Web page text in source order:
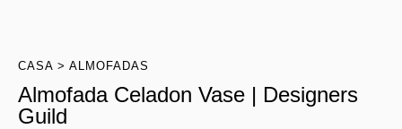
CASA ALMOFADAS
Almofada Celadon Vase | Designers
Guild